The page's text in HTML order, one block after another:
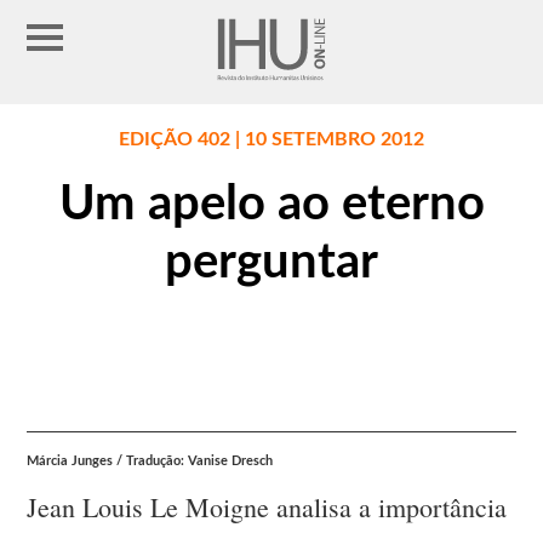
EDIÇÃO 402 | 10 SETEMBRO 2012
Um apelo ao eterno
perguntar
Márcia Junges / Tradução: Vanise Dresch
Jean Louis Le Moigne analisa a importância